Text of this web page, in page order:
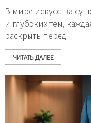
В мире искусства
и глубоких тем,
раскрыть перед
ЧИТАТЬ ДАЛЕЕ